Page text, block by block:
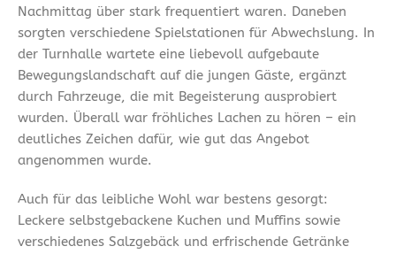
Nachmittag über stark frequentiert waren. Daneben
sorgten verschiedene Spielstationen für Abwechslung. In
der Turnhalle wartete eine liebevoll aufgebaute
Bewegungslandschaft auf die jungen Gäste, ergänzt
durch Fahrzeuge, die mit Begeisterung ausprobiert
wurden. Überall war fröhliches Lachen zu hören – ein
deutliches Zeichen dafür, wie gut das Angebot
angenommen wurde.
Auch für das leibliche Wohl war bestens gesorgt:
Leckere selbstgebackene Kuchen und Muffins sowie
verschiedenes Salzgebäck und erfrischende Getränke